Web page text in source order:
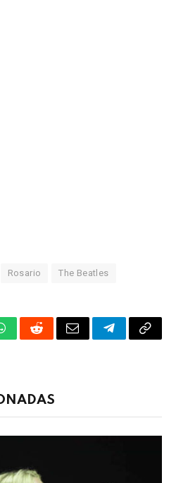
Rosario The Beatles
RedditCorreoTelegrama